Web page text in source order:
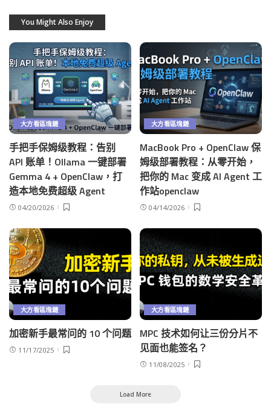
You Might Also Enjoy
大方看區塊鏈
手把手保姆级教程：告别
API 账单！Ollama 一键部署
Gemma 4 + OpenClaw，打
造本地免费超级 Agent
04/20/2026
大方看區塊鏈
MacBook Pro + OpenClaw 保
姆级部署教程：从零开始，
把你的 Mac 变成 AI Agent 工
作站openclaw
04/14/2026
大方看區塊鏈
加密新手最常问的 10 个问题
11/17/2025
大方看區塊鏈
MPC 技术如何让三份分片不
见面也能签名？
11/08/2025
Load More